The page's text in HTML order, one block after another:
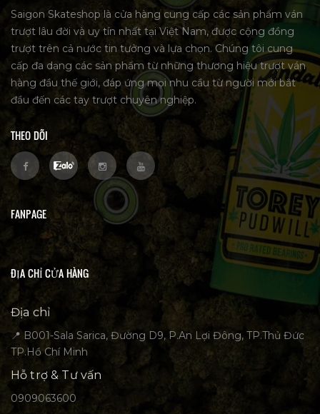
Saigon Skateshop là cửa hàng cung cấp các sản phẩm ván
trượt lâu đời và uy tín nhất tại Việt Nam, được cộng đồng
trượt trên cả nước tin tưởng và lựa chọn. Chúng tôi cung
cấp đa dạng các sản phẩm từ những thương hiệu trượt ván
hàng đầu thế giới, đáp ứng mọi nhu cầu từ người mới bắt
đầu đến các tay trượt chuyên nghiệp.
THEO DÕI
FANPAGE
ĐỊA CHỈ CỬA HÀNG
Địa chỉ
📍 B001-Sala Sarica, Đường D9, P.An Lợi Đông, TP.Thủ Đức
TP.Hồ Chí Minh
Hỗ trợ & Tư vấn
0909063600